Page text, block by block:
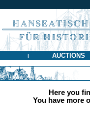
| AUCTIONS
Here you
You have more